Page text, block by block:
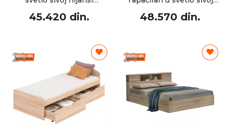
45.420 din.
160x200cm
48.570 din.